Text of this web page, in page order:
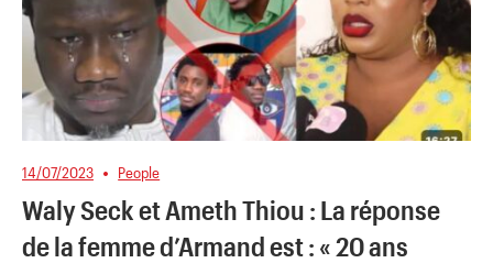
14/07/2023 People
Waly Seck et Ameth Thiou : La réponse
de la femme d’Armand est : « 20 ans